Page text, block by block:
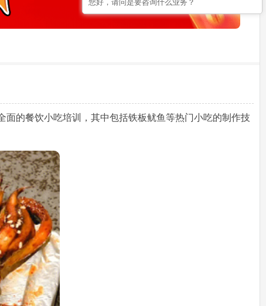
的餐饮小吃培训，其中包括铁板鱿鱼等热门小吃的制作技
您好，请问是要咨询什么业务？